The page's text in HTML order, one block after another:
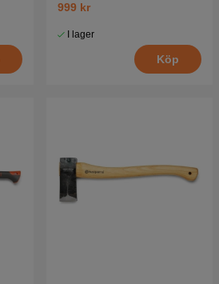
999 kr
I lager
Köp